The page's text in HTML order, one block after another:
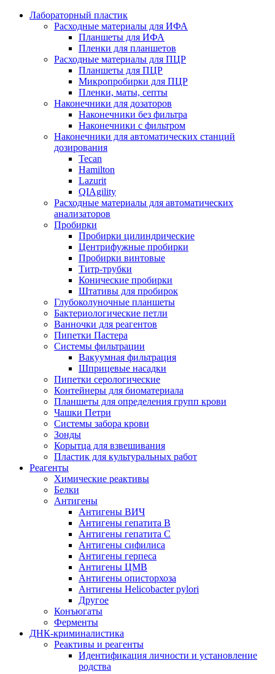
Лабораторный пластик
Расходные материалы для ИФА
Планшеты для ИФА
Пленки для планшетов
Расходные материалы для ПЦР
Планшеты для ПЦР
Микропробирки для ПЦР
Пленки, маты, септы
Наконечники для дозаторов
Наконечники без фильтра
Наконечники с фильтром
Наконечники для автоматических станций
дозирования
Tecan
Hamilton
Lazurit
QIAgility
Расходные материалы для автоматических
анализаторов
Пробирки
Пробирки цилиндрические
Центрифужные пробирки
Пробирки винтовые
Титр-трубки
Конические пробирки
Штативы для пробирок
Глубоколуночные планшеты
Бактериологические петли
Ванночки для реагентов
Пипетки Пастера
Системы фильтрации
Вакуумная фильтрация
Шприцевые насадки
Пипетки серологические
Контейнеры для биоматериала
Планшеты для определения групп крови
Чашки Петри
Системы забора крови
Зонды
Корытца для взвешивания
Пластик для культуральных работ
Реагенты
Химические реактивы
Белки
Антигены
Антигены ВИЧ
Антигены гепатита B
Антигены гепатита C
Антигены сифилиса
Антигены герпеса
Антигены ЦМВ
Антигены описторхоза
Антигены Helicobacter pylori
Другое
Конъюгаты
Ферменты
ДНК-криминалистика
Реактивы и реагенты
Идентификация личности и установление
родства